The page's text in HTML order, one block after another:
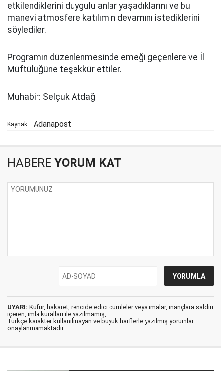
etkilendiklerini duygulu anlar yaşadıklarını ve bu
manevi atmosfere katılımın devamını istediklerini
söylediler.
Programın düzenlenmesinde emeği geçenlere ve İl
Müftülüğüne teşekkür ettiler.
Muhabir: Selçuk Atdağ
Kaynak: Adanapost
HABERE YORUM KAT
UYARI: Küfür, hakaret, rencide edici cümleler veya imalar, inançlara saldırı
içeren, imla kuralları ile yazılmamış,
Türkçe karakter kullanılmayan ve büyük harflerle yazılmış yorumlar
onaylanmamaktadır.